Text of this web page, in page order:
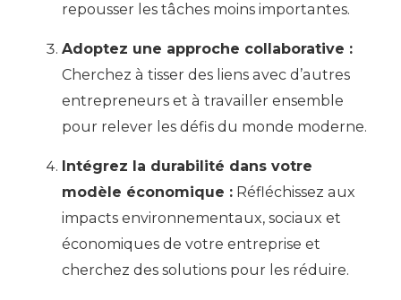
repousser les tâches moins importantes.
Adoptez une approche collaborative :
Cherchez à tisser des liens avec d’autres
entrepreneurs et à travailler ensemble
pour relever les défis du monde moderne.
Intégrez la durabilité dans votre
modèle économique : Réfléchissez aux
impacts environnementaux, sociaux et
économiques de votre entreprise et
cherchez des solutions pour les réduire.